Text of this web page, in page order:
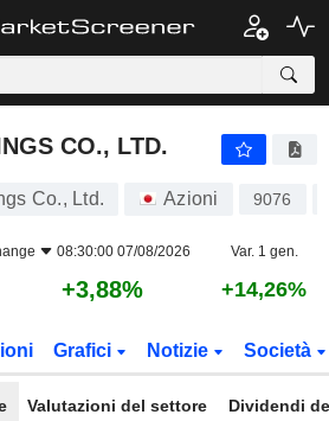
LTD.
CO., LTD.
Co., Ltd. Azioni 9076
08:30:00 07/08/2026 Var. 1 gen.
+3,88% +14,26%
Grafici Notizie Società
Valutazioni del settore Dividendi